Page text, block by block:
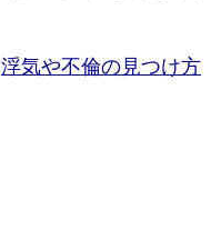
浮気や不倫の見つけ方